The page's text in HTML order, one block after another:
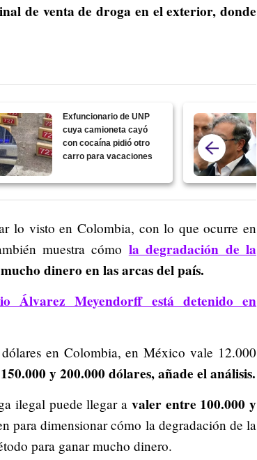
de venta de droga en el exterior, donde
Exfuncionario de UNP
cuya camioneta cayó
con cocaína pidió otro
carro para vacaciones
lo visto en Colombia, con lo que ocurre en
muestra cómo la degradación de la
dinero en las arcas del país.
Álvarez Meyendorff está detenido en
en Colombia, en México vale 12.000
y 200.000 dólares, añade el análisis.
ilegal puede llegar a valer entre 100.000 y
para dimensionar cómo la degradación de la
para ganar mucho dinero.